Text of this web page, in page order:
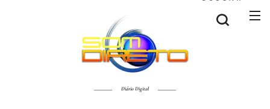
Diário Digital